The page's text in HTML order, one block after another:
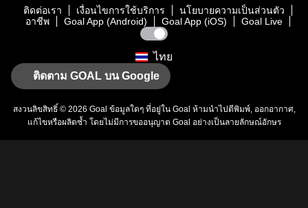
ติดต่อเรา เงื่อนไขการใช้บริการ
นโยบายความเป็นส่วนตัว
อาชีพ
Goal App (Android) Goal App (iOS) Goal Live
ไทย
ติดตาม GOAL บน Google
สงวนลิขสิทธิ์ © 2026 Goal ข้อมูลใดๆ ที่อยู่ใน Goal ห้ามนำไปตีพิมพ์, ออกอากาศ,
แก้ไขหรือผลิตซ้ำ โดยไม่มีการขออนุญาต Goal อย่างเป็นลายลักษณ์อักษร